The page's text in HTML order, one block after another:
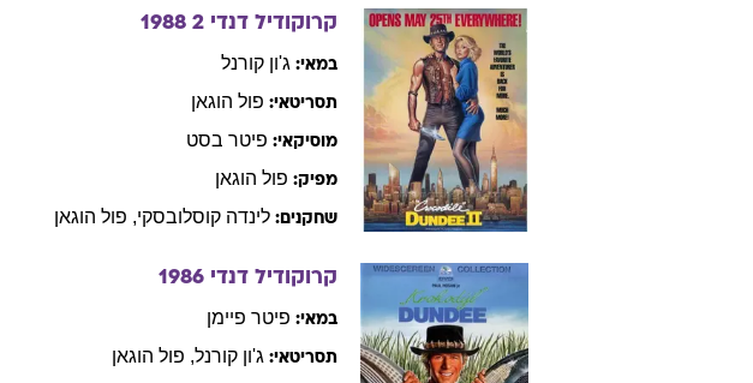
קרוקודיל דנדי 2 1988
במאי: ג'ון קורנל
תסריטאי: פול הוגאן
מוסיקאי: פיטר בסט
מפיק: פול הוגאן
שחקנים: לינדה קוסלובסקי, פול הוגאן
קרוקודיל דנדי 1986
במאי: פיטר פיימן
תסריטאי: ג'ון קורנל, פול הוגאן